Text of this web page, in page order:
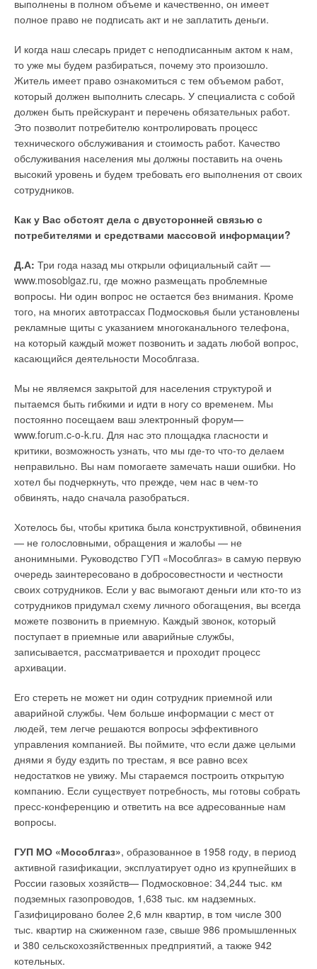
выполнены в полном объеме и качественно, он имеет
полное право не подписать акт и не заплатить деньги.
И когда наш слесарь придет с неподписанным актом к нам,
то уже мы будем разбираться, почему это произошло.
Житель имеет право ознакомиться с тем объемом работ,
который должен выполнить слесарь. У специалиста с собой
должен быть прейскурант и перечень обязательных работ.
Это позволит потребителю контролировать процесс
технического обслуживания и стоимость работ. Качество
обслуживания населения мы должны поставить на очень
высокий уровень и будем требовать его выполнения от своих
сотрудников.
Как у Вас обстоят дела с двусторонней связью с
потребителями и средствами массовой информации?
Д.А: Три года назад мы открыли официальный сайт —
www.mosoblgaz.ru, где можно размещать проблемные
вопросы. Ни один вопрос не остается без внимания. Кроме
того, на многих автотрассах Подмосковья были установлены
рекламные щиты с указанием многоканального телефона,
на который каждый может позвонить и задать любой вопрос,
касающийся деятельности Мособлгаза.
Мы не являемся закрытой для населения структурой и
пытаемся быть гибкими и идти в ногу со временем. Мы
постоянно посещаем ваш электронный форум—
www.forum.c-o-k.ru. Для нас это площадка гласности и
критики, возможность узнать, что мы где-то что-то делаем
неправильно. Вы нам помогаете замечать наши ошибки. Но
хотел бы подчеркнуть, что прежде, чем нас в чем-то
обвинять, надо сначала разобраться.
Хотелось бы, чтобы критика была конструктивной, обвинения
— не голословными, обращения и жалобы — не
анонимными. Руководство ГУП «Мособлгаз» в самую первую
очередь заинтересовано в добросовестности и честности
своих сотрудников. Если у вас вымогают деньги или кто-то из
сотрудников придумал схему личного обогащения, вы всегда
можете позвонить в приемную. Каждый звонок, который
поступает в приемные или аварийные службы,
записывается, рассматривается и проходит процесс
архивации.
Его стереть не может ни один сотрудник приемной или
аварийной службы. Чем больше информации с мест от
людей, тем легче решаются вопросы эффективного
управления компанией. Вы поймите, что если даже целыми
днями я буду ездить по трестам, я все равно всех
недостатков не увижу. Мы стараемся построить открытую
компанию. Если существует потребность, мы готовы собрать
пресс-конференцию и ответить на все адресованные нам
вопросы.
ГУП МО «Мособлгаз», образованное в 1958 году, в период
активной газификации, эксплуатирует одно из крупнейших в
России газовых хозяйств— Подмосковное: 34,244 тыс. км
подземных газопроводов, 1,638 тыс. км надземных.
Газифицировано более 2,6 млн квартир, в том числе 300
тыс. квартир на сжиженном газе, свыше 986 промышленных
и 380 сельскохозяйственных предприятий, а также 942
котельных.